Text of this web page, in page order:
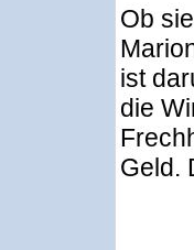
Ob
ist
die
Geld.